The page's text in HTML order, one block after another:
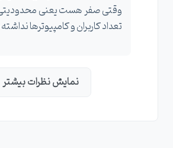
وقتی صفر هست یعنی
تعداد کاربران و کامپیوترها
نمایش نظرات بیشتر